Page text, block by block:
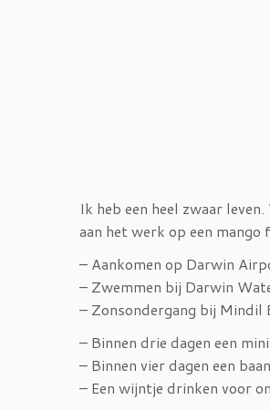
Ik heb een heel zwaar
aan het werk op een
– Aankomen op Darwin
– Zwemmen bij Darwin
– Zonsondergang bij Mindil
– Binnen drie dagen een
– Binnen vier dagen een
– Een wijntje drinken voor